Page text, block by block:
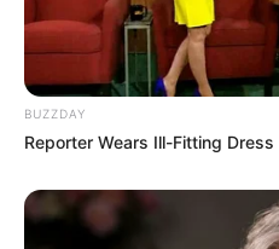
BUZZDAY
Reporter Wears Ill-Fitting